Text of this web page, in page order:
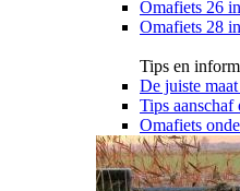
Omafiets 26
Omafiets 28
Tips en
De juiste
Tips aanschaf
Omafiets